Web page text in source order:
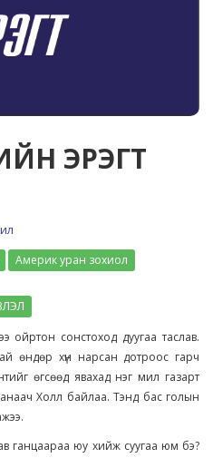
ЭРЭГТ
Америк уран зохиол
сонстоход дуугаа таслав.
өндөр хүн нарсан дотроос гарч
өгсөөд явахад нэг мил газарт
Холл байлаа. Тэнд бас голын
ганцаараа юу хийж суугаа юм бэ?